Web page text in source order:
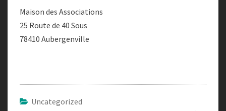
Maison des Associations
25 Route de 40 Sous
78410 Aubergenville
Uncategorized